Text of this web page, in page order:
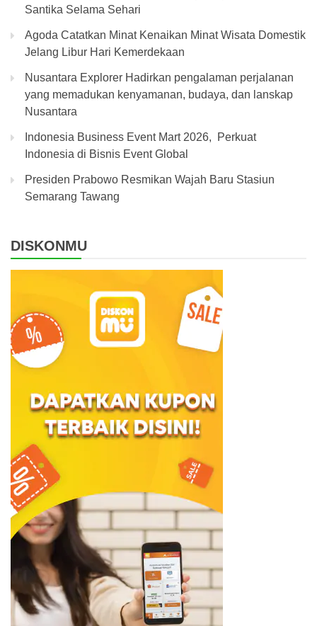
Santika Selama Sehari
Agoda Catatkan Minat Kenaikan Minat Wisata Domestik
Jelang Libur Hari Kemerdekaan
Nusantara Explorer Hadirkan pengalaman perjalanan
yang memadukan kenyamanan, budaya, dan lanskap
Nusantara
Indonesia Business Event Mart 2026, Perkuat
Indonesia di Bisnis Event Global
Presiden Prabowo Resmikan Wajah Baru Stasiun
Semarang Tawang
DISKONMU